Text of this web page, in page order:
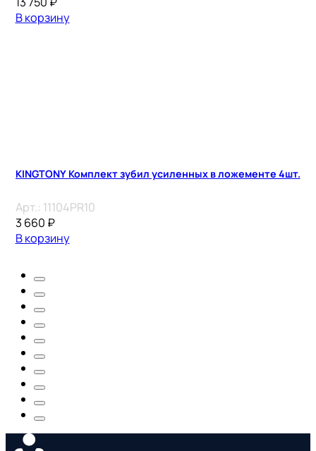
В корзину
KINGTONY Комплект зубил усиленных в ложементе 4шт.
Арт.: 11104PR10
3 660 ₽
В корзину